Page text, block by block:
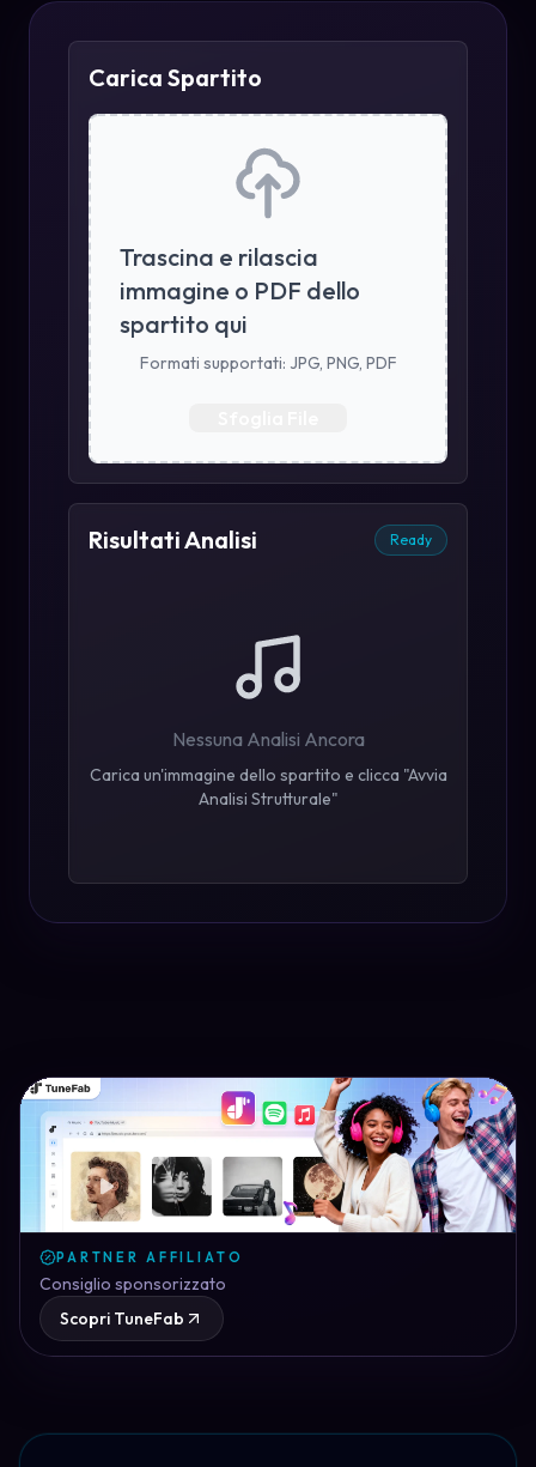
Carica Spartito
Trascina e rilascia
immagine o PDF dello
spartito qui
Formati supportati: JPG, PNG, PDF
Risultati Analisi Ready
Nessuna Analisi Ancora
Carica un'immagine dello spartito e clicca "Avvia
Analisi Strutturale"
PARTNER AFFILIATO
Consiglio sponsorizzato
Scopri TuneFab